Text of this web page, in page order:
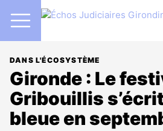
DANS L'ÉCOSYSTÈME
Gironde : Le
Gribouillis
bleue en